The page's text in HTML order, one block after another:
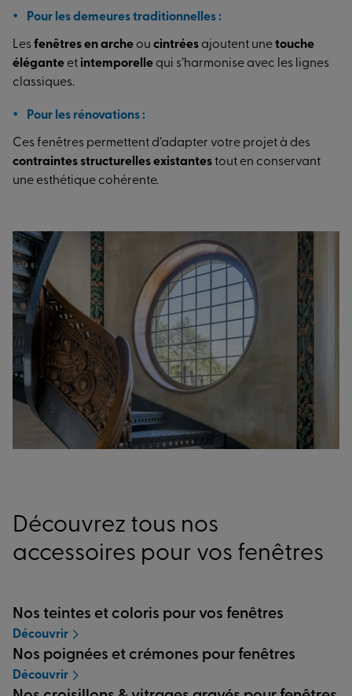
Pour les demeures traditionnelles :
Les fenêtres en arche ou cintrées ajoutent unetouche
élégante et intemporelle qui s’harmonise avec les lignes
classiques.
Pour les rénovations :
Ces fenêtres permettent d’adapter votre projet à des
contraintes structurelles existantestout en conservant
une esthétique cohérente.
Découvrez tous nos
accessoires pour vos fenêtres
Nos teintes et coloris pour vos fenêtres
Découvrir
Nos poignées et crémones pour fenêtres
Découvrir